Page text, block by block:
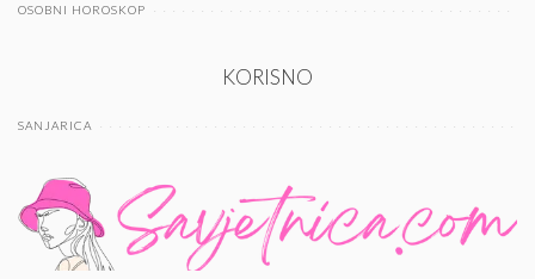
OSOBNI HOROSKOP
KORISNO
SANJARICA